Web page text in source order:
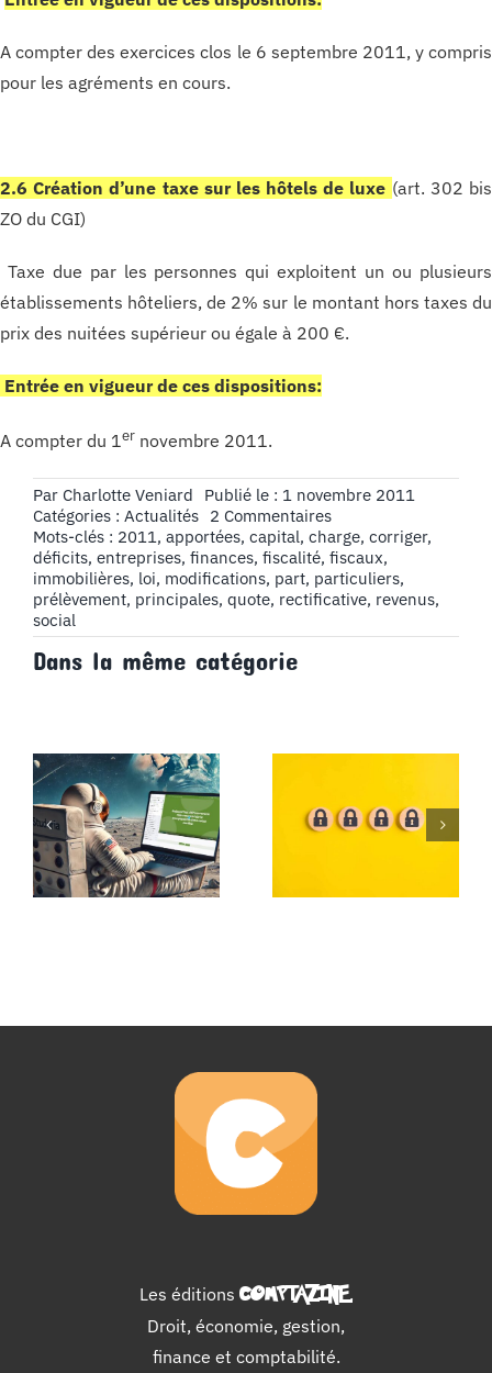
A compter des exercices clos le 6 septembre 2011, y compris
pour les agréments en cours.
2.6 Création d’une taxe sur les hôtels de luxe (art. 302 bis
ZO du CGI)
Taxe due par les personnes qui exploitent un ou plusieurs
établissements hôteliers, de 2% sur le montant hors taxes du
prix des nuitées supérieur ou égale à 200 €.
Entrée en vigueur de ces dispositions:
A compter du 1ernovembre 2011.
Par Charlotte Veniard
Publié le : 1 novembre 2011
Catégories : Actualités 2 Commentaireson
Les
principales
modifications
apportées
la
Mots-clés : 2011, apportées, capital, charge, corriger,
déficits, entreprises, finances, fiscalité, fiscaux,
immobilières, loi, modifications, part, particuliers,
prélèvement, principales, quote, rectificative, revenus,
social
Dans la même catégorie
Cours BTS CG
: Votre
plateforme
d’apprentissage
complète
pour le BTS
Comptabilité
et Gestion
protéger ses
Les éditions COMPTAZINE.
Droit, économie, gestion,
finance et comptabilité.